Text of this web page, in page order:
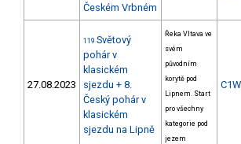
Českém Vrbném
27.08.2023
119 Světový
pohár v
klasickém
sjezdu + 8.
Český pohár v
klasickém
sjezdu na Lipně
Řeka Vltava ve
svém
původním
korytě pod
Lipnem. Start
pro všechny
kategorie pod
jezem
C1W